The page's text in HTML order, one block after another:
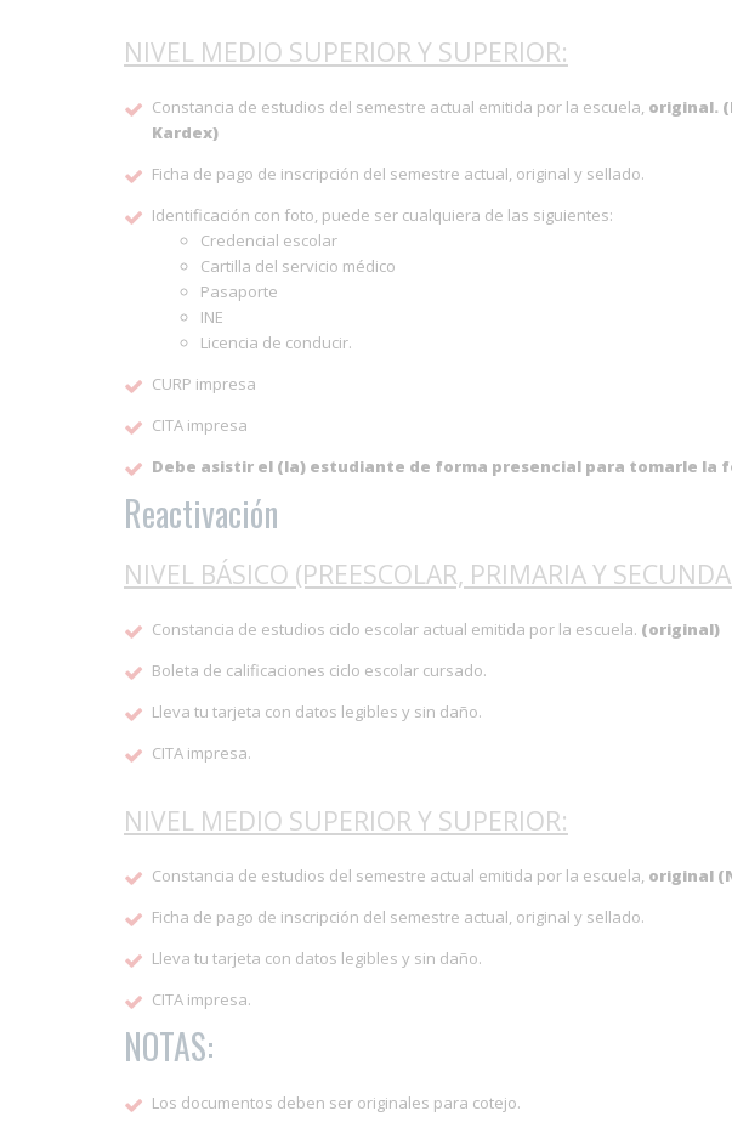
NIVEL MEDIO SUPERIOR Y SUPERIOR:
Constancia de estudios del semestre actual emitida por la escuela, original.
Kardex)
Ficha de pago de inscripción del semestre actual, original y sellado.
Identificación con foto, puede ser cualquiera de las siguientes:
Credencial escolar
Cartilla del servicio médico
Pasaporte
INE
Licencia de conducir.
CURP impresa
CITA impresa
Debe asistir el (la) estudiante de forma presencial para tomarle la
Reactivación
NIVEL BÁSICO (PREESCOLAR, PRIMARIA Y
Constancia de estudios ciclo escolar actual emitida por la escuela. (original)
Boleta de calificaciones ciclo escolar cursado.
Lleva tu tarjeta con datos legibles y sin daño.
CITA impresa.
NIVEL MEDIO SUPERIOR Y SUPERIOR:
Constancia de estudios del semestre actual emitida por la escuela, original
Ficha de pago de inscripción del semestre actual, original y sellado.
Lleva tu tarjeta con datos legibles y sin daño.
CITA impresa.
NOTAS:
Los documentos deben ser originales para cotejo.